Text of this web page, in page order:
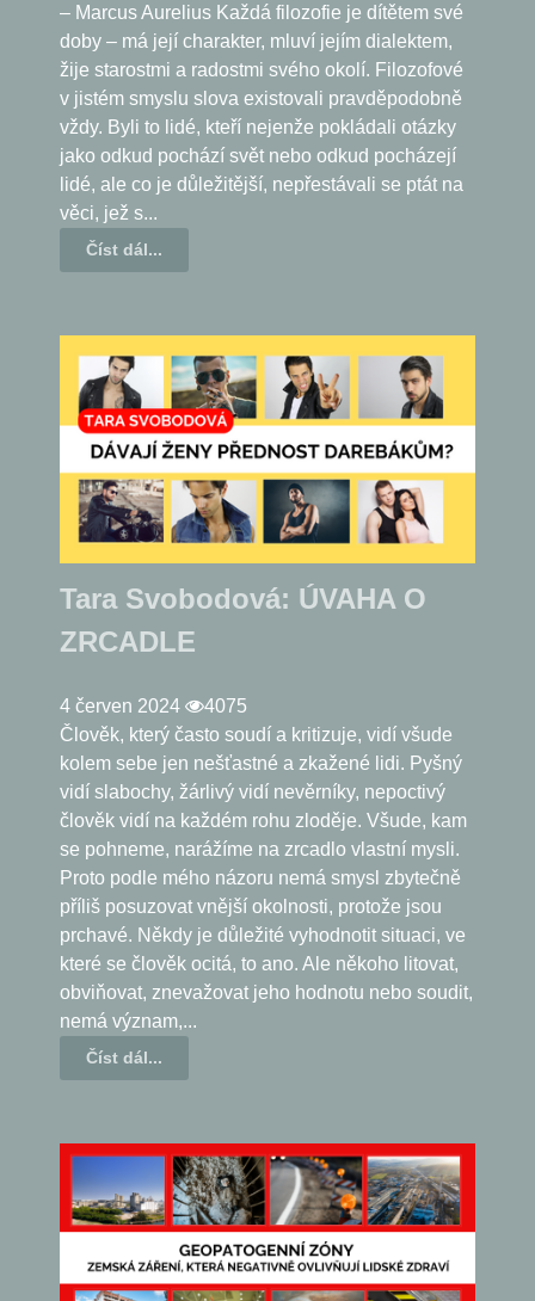
– Marcus Aurelius Každá filozofie je dítětem své
doby – má její charakter, mluví jejím dialektem,
žije starostmi a radostmi svého okolí. Filozofové
v jistém smyslu slova existovali pravděpodobně
vždy. Byli to lidé, kteří nejenže pokládali otázky
jako odkud pochází svět nebo odkud pocházejí
lidé, ale co je důležitější, nepřestávali se ptát na
věci, jež s...
Číst dál...
Tara Svobodová: ÚVAHA O
ZRCADLE
4 červen 2024
4075
Člověk, který často soudí a kritizuje, vidí všude
kolem sebe jen nešťastné a zkažené lidi. Pyšný
vidí slabochy, žárlivý vidí nevěrníky, nepoctivý
člověk vidí na každém rohu zloděje. Všude, kam
se pohneme, narážíme na zrcadlo vlastní mysli.
Proto podle mého názoru nemá smysl zbytečně
příliš posuzovat vnější okolnosti, protože jsou
prchavé. Někdy je důležité vyhodnotit situaci, ve
které se člověk ocitá, to ano. Ale někoho litovat,
obviňovat, znevažovat jeho hodnotu nebo soudit,
nemá význam,...
Číst dál...